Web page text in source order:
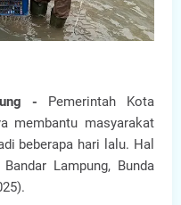
- Pemerintah Kota
membantu masyarakat
beberapa hari lalu. Hal
Lampung, Bunda